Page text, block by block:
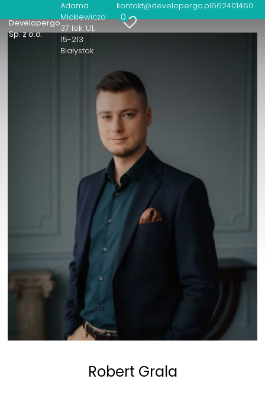
Developergo
Sp. z o.o.
Adama
Mickiewicza
37 lok. U1
15-213
Białystok
kontakt@developergo.pl662401460
0
Robert Grala